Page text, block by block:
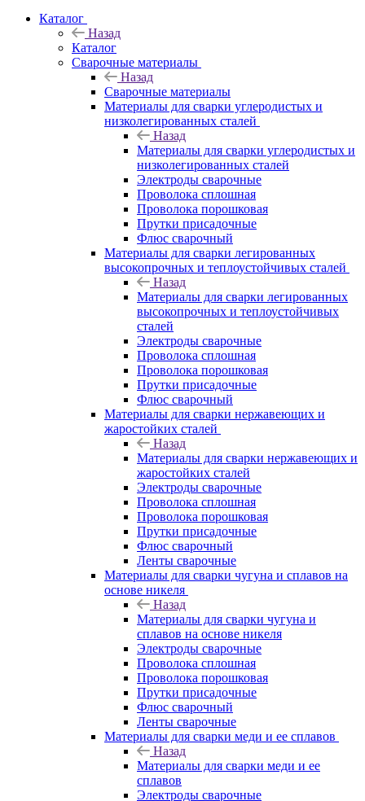
Каталог
Назад
Каталог
Сварочные материалы
Назад
Сварочные материалы
Материалы для сварки углеродистых и
низколегированных сталей
Назад
Материалы для сварки углеродистых и
низколегированных сталей
Электроды сварочные
Проволока сплошная
Проволока порошковая
Прутки присадочные
Флюс сварочный
Материалы для сварки легированных
высокопрочных и теплоустойчивых сталей
Назад
Материалы для сварки легированных
высокопрочных и теплоустойчивых
сталей
Электроды сварочные
Проволока сплошная
Проволока порошковая
Прутки присадочные
Флюс сварочный
Материалы для сварки нержавеющих и
жаростойких сталей
Назад
Материалы для сварки нержавеющих и
жаростойких сталей
Электроды сварочные
Проволока сплошная
Проволока порошковая
Прутки присадочные
Флюс сварочный
Ленты сварочные
Материалы для сварки чугуна и сплавов на
основе никеля
Назад
Материалы для сварки чугуна и
сплавов на основе никеля
Электроды сварочные
Проволока сплошная
Проволока порошковая
Прутки присадочные
Флюс сварочный
Ленты сварочные
Материалы для сварки меди и ее сплавов
Назад
Материалы для сварки меди и ее
сплавов
Электроды сварочные